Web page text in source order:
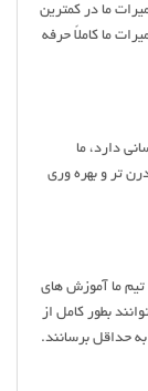
ما در کمترین
ما کاملاً حرفه
دارد، ما
تر و بهره وری
تیم ما آموزش های
بطور کامل از
حداقل برسانند.